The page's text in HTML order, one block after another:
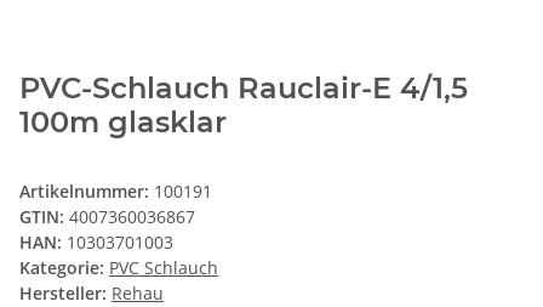
PVC-Schlauch Rauclair-E 4/1,5
100m glasklar
Artikelnummer: 100191
GTIN: 4007360036867
HAN: 10303701003
Kategorie: PVC Schlauch
Hersteller: Rehau